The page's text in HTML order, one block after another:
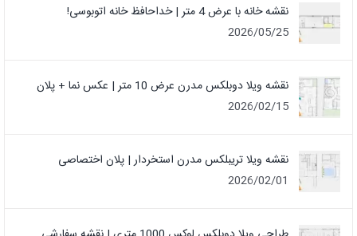
نقشه خانه با عرض 4 متر | خداحافظ خانه‌ اتوبوسی!
2026/05/25
نقشه ویلا دوبلکس مدرن عرض 10 متر | عکس نما + پلان
2026/02/15
نقشه ویلا تریبلکس مدرن استخردار | پلان اختصاصی
2026/02/01